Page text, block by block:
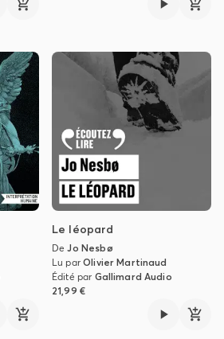
Le léopard
DeJo Nesbø
Lu parOlivier Martinaud
Édité par Gallimard Audio
21,99 €